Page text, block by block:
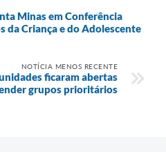
Minas em Conferência
da Criança e do Adolescente
NOTÍCIA MENOS RECENTE
ficaram abertas
grupos prioritários